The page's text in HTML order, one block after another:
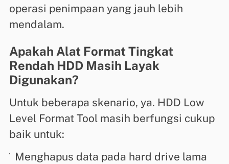
operasi penimpaan yang jauh lebih
mendalam.
Apakah Alat Format Tingkat
Rendah HDD Masih Layak
Digunakan?
Untuk beberapa skenario, ya. HDD Low
Level Format Tool masih berfungsi cukup
baik untuk:
Menghapus data pada hard drive lama